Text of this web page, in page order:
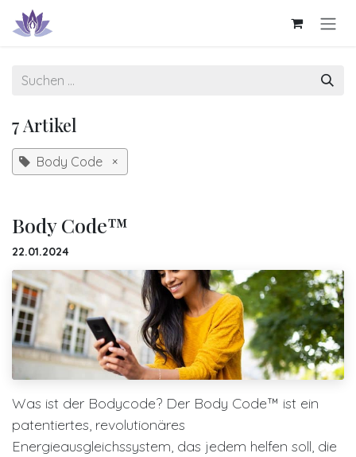
Zum Inhalt springen
7 Artikel
Body Code ×
Body Code™
22.01.2024
Was ist der Bodycode? Der Body Code™ ist ein
patentiertes, revolutionäres
Energieausgleichssystem, das jedem helfen soll, die